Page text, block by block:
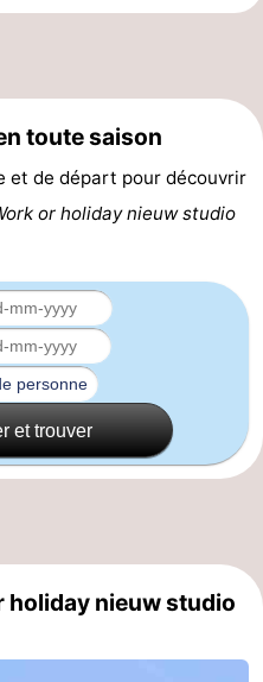
toute saison
et de départ pour découvrir
or holiday nieuw studio
et trouver
holiday nieuw studio